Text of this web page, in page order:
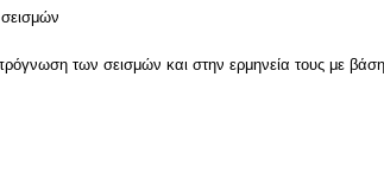
πρόγνωση των σεισμών και στην ερμηνεία τους με